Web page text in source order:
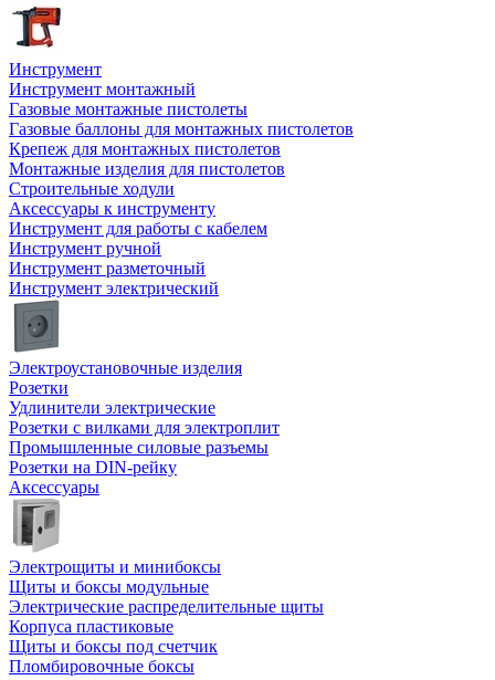
Инструмент
Инструмент монтажный
Газовые монтажные пистолеты
Газовые баллоны для монтажных пистолетов
Крепеж для монтажных пистолетов
Монтажные изделия для пистолетов
Строительные ходули
Аксессуары к инструменту
Инструмент для работы с кабелем
Инструмент ручной
Инструмент разметочный
Инструмент электрический
Электроустановочные изделия
Розетки
Удлинители электрические
Розетки с вилками для электроплит
Промышленные силовые разъемы
Розетки на DIN-рейку
Аксессуары
Электрощиты и минибоксы
Щиты и боксы модульные
Электрические распределительные щиты
Корпуса пластиковые
Щиты и боксы под счетчик
Пломбировочные боксы